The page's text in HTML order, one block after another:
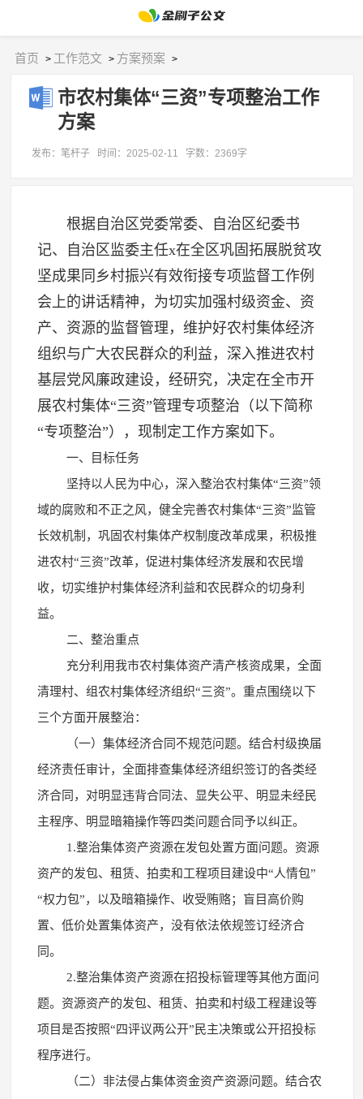
首页 > 工作范文 > 方案预案 >
市农村集体“三资”专项整治工作
方案
发布：笔杆子 时间：2025-02-11 字数：2369字
根据自治区党委常委、自治区纪委书
记、自治区监委主任x在全区巩固拓展脱贫攻
坚成果同乡村振兴有效衔接专项监督工作例
会上的讲话精神，为切实加强村级资金、资
产、资源的监督管理，维护好农村集体经济
组织与广大农民群众的利益，深入推进农村
基层党风廉政建设，经研究，决定在全市开
展农村集体“三资”管理专项整治（以下简称
“专项整治”），现制定工作方案如下。
一、目标任务
坚持以人民为中心，深入整治农村集体“三资”领
域的腐败和不正之风，健全完善农村集体“三资”监管
长效机制，巩固农村集体产权制度改革成果，积极推
进农村“三资”改革，促进村集体经济发展和农民增
收，切实维护村集体经济利益和农民群众的切身利
益。
二、整治重点
充分利用我市农村集体资产清产核资成果，全面
清理村、组农村集体经济组织“三资”。重点围绕以下
三个方面开展整治：
（一）集体经济合同不规范问题。结合村级换届
经济责任审计，全面排查集体经济组织签订的各类经
济合同，对明显违背合同法、显失公平、明显未经民
主程序、明显暗箱操作等四类问题合同予以纠正。
1.整治集体资产资源在发包处置方面问题。资源
资产的发包、租赁、拍卖和工程项目建设中“人情包”
“权力包”，以及暗箱操作、收受贿赂；盲目高价购
置、低价处置集体资产，没有依法依规签订经济合
同。
2.整治集体资产资源在招投标管理等其他方面问
题。资源资产的发包、租赁、拍卖和村级工程建设等
项目是否按照“四评议两公开”民主决策或公开招投标
程序进行。
（二）非法侵占集体资金资产资源问题。结合农